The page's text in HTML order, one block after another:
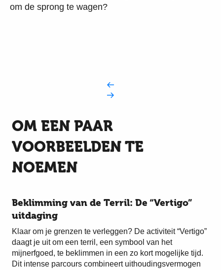
om de sprong te wagen?
OM EEN PAAR
VOORBEELDEN TE
NOEMEN
Beklimming van de Terril: De “Vertigo”
uitdaging
Klaar om je grenzen te verleggen? De activiteit “Vertigo”
daagt je uit om een terril, een symbool van het
mijnerfgoed, te beklimmen in een zo kort mogelijke tijd.
Dit intense parcours combineert uithoudingsvermogen